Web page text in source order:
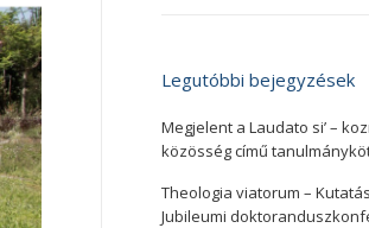
Legutóbbi bejegyzések
Megjelent a Laudato si’ –
közösség című
Theologia viatorum –
Jubileumi